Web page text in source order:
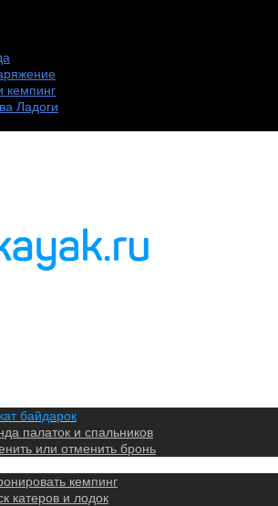
кемпинг
Ладоги
байдарок
палаток и спальников
или отменить бронь
кемпинг
катеров и лодок